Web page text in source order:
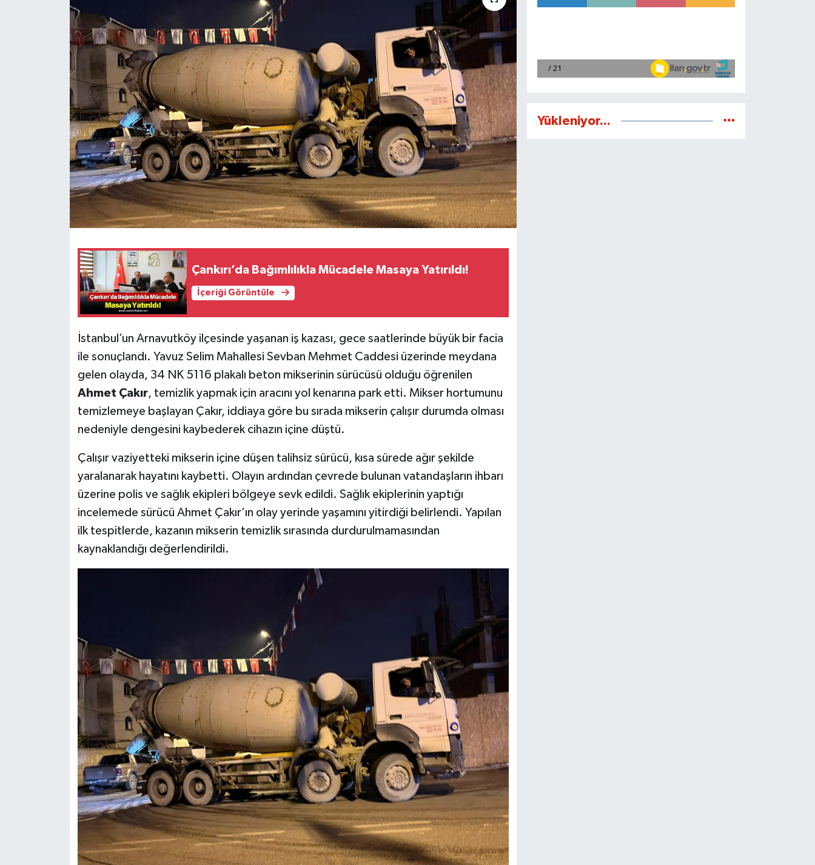
Çankırı’da Bağımlılıkla Mücadele Masaya Yatırıldı!
İçeriği Görüntüle
İstanbul’un Arnavutköy ilçesinde yaşanan iş kazası, gece saatlerinde büyük bir facia
ile sonuçlandı. Yavuz Selim Mahallesi Sevban Mehmet Caddesi üzerinde meydana
gelen olayda, 34 NK 5116 plakalı beton mikserinin sürücüsü olduğu öğrenilen
Ahmet Çakır, temizlik yapmak için aracını yol kenarına park etti. Mikser hortumunu
temizlemeye başlayan Çakır, iddiaya göre bu sırada mikserin çalışır durumda olması
nedeniyle dengesini kaybederek cihazın içine düştü.
Çalışır vaziyetteki mikserin içine düşen talihsiz sürücü, kısa sürede ağır şekilde
yaralanarak hayatını kaybetti. Olayın ardından çevrede bulunan vatandaşların ihbarı
üzerine polis ve sağlık ekipleri bölgeye sevk edildi. Sağlık ekiplerinin yaptığı
incelemede sürücü Ahmet Çakır’ın olay yerinde yaşamını yitirdiği belirlendi. Yapılan
ilk tespitlerde, kazanın mikserin temizlik sırasında durdurulmamasından
kaynaklandığı değerlendirildi.
Yükleniyor...
KÜLTÜR SANAT
MAGAZİN
SİYASET
TEKNOLOJİ
VİZYONDAKİLER